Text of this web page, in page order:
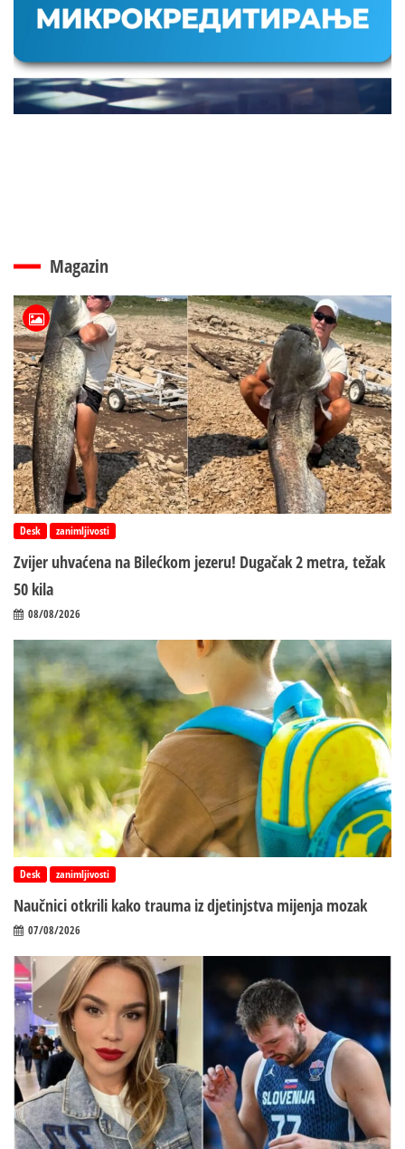
Magazin
Desk zanimljivosti
Zvijer uhvaćena na Bilećkom jezeru! Dugačak 2 metra, težak
50 kila
08/08/2026
Desk zanimljivosti
Naučnici otkrili kako trauma iz d‌jetinjstva mijenja mozak
07/08/2026